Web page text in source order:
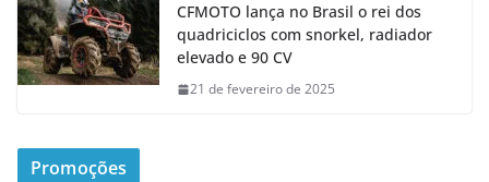
CFMOTO lança no Brasil o rei dos
quadriciclos com snorkel, radiador
elevado e 90 CV
21 de fevereiro de 2025
Promoções